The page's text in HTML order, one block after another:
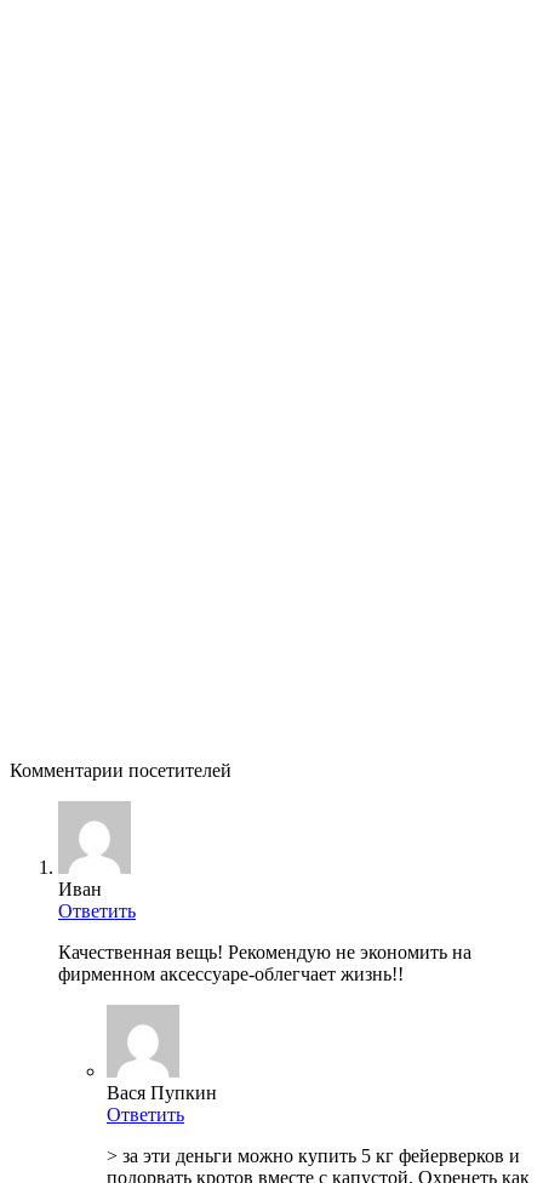
Комментарии посетителей
Иван
Ответить
Качественная вещь! Рекомендую не экономить на
фирменном аксессуаре-облегчает жизнь!!
Вася Пупкин
Ответить
> за эти деньги можно купить 5 кг фейерверков и
подорвать кротов вместе с капустой. Охренеть как